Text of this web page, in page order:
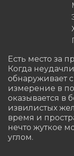
Есть место за
Когда
обнаруживает
измерение в
оказывается в
извилистых
время и
нечто жуткое
углом.